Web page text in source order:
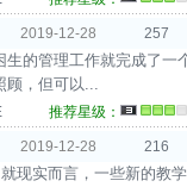
2019-12-28 257
生的管理工作就完成了一
顾，但可以...
推荐星级：
2019-12-28 216
现实而言，一些新的教学